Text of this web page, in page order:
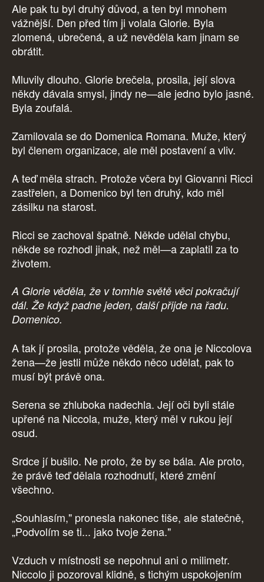
Ale pak tu byl druhý důvod, a ten byl mnohem
vážnější. Den před tím ji volala Glorie. Byla
zlomená, ubrečená, a už nevěděla kam jinam se
obrátit.
Mluvily dlouho. Glorie brečela, prosila, její slova
někdy dávala smysl, jindy ne—ale jedno bylo jasné.
Byla zoufalá.
Zamilovala se do Domenica Romana. Muže, který
byl členem organizace, ale měl postavení a vliv.
A teď měla strach. Protože včera byl Giovanni Ricci
zastřelen, a Domenico byl ten druhý, kdo měl
zásilku na starost.
Ricci se zachoval špatně. Někde udělal chybu,
někde se rozhodl jinak, než měl—a zaplatil za to
životem.
A Glorie věděla, že v tomhle světě věci pokračují
dál. Že když padne jeden, další přijde na řadu.
Domenico.
A tak jí prosila, protože věděla, že ona je Niccolova
žena—že jestli může někdo něco udělat, pak to
musí být právě ona.
Serena se zhluboka nadechla. Její oči byli stále
upřené na Niccola, muže, který měl v rukou její
osud.
Srdce jí bušilo. Ne proto, že by se bála. Ale proto,
že právě teď dělala rozhodnutí, které změní
všechno.
„Souhlasím," pronesla nakonec tiše, ale statečně,
„Podvolím se ti... jako tvoje žena."
Vzduch v místnosti se nepohnul ani o milimetr.
Niccolo ji pozoroval klidně, s tichým uspokojením